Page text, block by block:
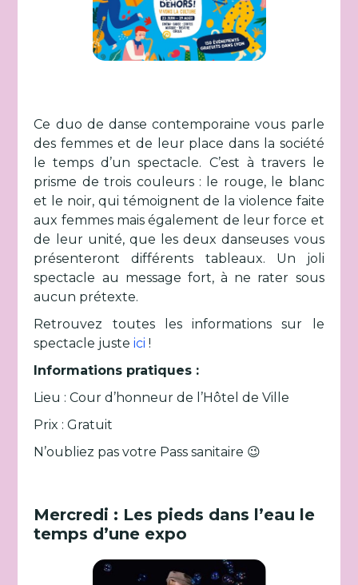
Ce duo de danse contemporaine vous parle
des femmes et de leur place dans la société
le temps d’un spectacle. C’est à travers le
prisme de trois couleurs : le rouge, le blanc
et le noir, qui témoignent de la violence faite
aux femmes mais également de leur force et
de leur unité, que les deux danseuses vous
présenteront différents tableaux. Un joli
spectacle au message fort, à ne rater sous
aucun prétexte.
Retrouvez toutes les informations sur le
spectacle justeici!
Informations pratiques :
Lieu : Cour d’honneur de l’Hôtel de Ville
Prix : Gratuit
N’oubliez pas votre Pass sanitaire 😉
Mercredi : Les pieds dans l’eau le
temps d’une expo